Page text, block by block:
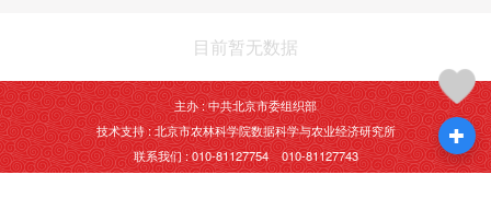
目前暂无数据
主办 : 中共北京市委组织部
技术支持 : 北京市农林科学院数据科学与农业经济研究所
联系我们 : 010-81127754 010-81127743